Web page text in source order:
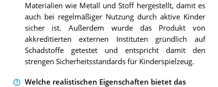
Materialien wie Metall und Stoff hergestellt, damit es
auch bei regelmäßiger Nutzung durch aktive Kinder
sicher ist. Außerdem wurde das Produkt von
akkreditierten externen Instituten gründlich auf
Schadstoffe getestet und entspricht damit den
strengen Sicherheitsstandards für Kinderspielzeug.
Welche realistischen Eigenschaften bietet das